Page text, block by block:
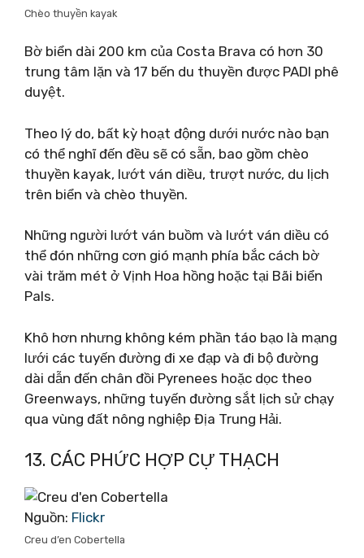
Chèo thuyền kayak
Bờ biển dài 200 km của Costa Brava có hơn 30
trung tâm lặn và 17 bến du thuyền được PADI phê
duyệt.
Theo lý do, bất kỳ hoạt động dưới nước nào bạn
có thể nghĩ đến đều sẽ có sẵn, bao gồm chèo
thuyền kayak, lướt ván diều, trượt nước, du lịch
trên biển và chèo thuyền.
Những người lướt ván buồm và lướt ván diều có
thể đón những cơn gió mạnh phía bắc cách bờ
vài trăm mét ở Vịnh Hoa hồng hoặc tại Bãi biển
Pals.
Khô hơn nhưng không kém phần táo bạo là mạng
lưới các tuyến đường đi xe đạp và đi bộ đường
dài dẫn đến chân đồi Pyrenees hoặc dọc theo
Greenways, những tuyến đường sắt lịch sử chạy
qua vùng đất nông nghiệp Địa Trung Hải.
13. CÁC PHỨC HỢP CỰ THẠCH
Nguồn: Flickr
Creu d’en Cobertella